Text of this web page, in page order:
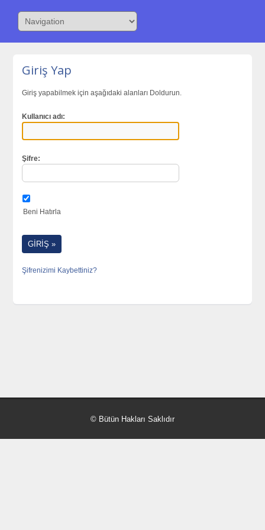
Giriş Yap
Giriş yapabilmek için aşağıdaki alanları Doldurun.
Kullanıcı adı:
Şifre:
Beni Hatırla
Şifrenizimi Kaybettiniz?
© Bütün Hakları Saklıdır